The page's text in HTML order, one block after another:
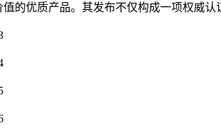
的优质产品。其发布不仅构成一项权威